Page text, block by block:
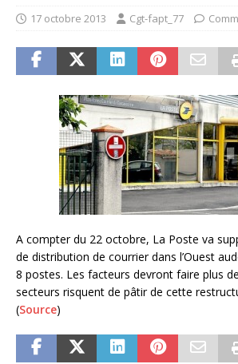
17 octobre 2013 Cgt-fapt_77
A compter du 22 octobre, La Poste va
de distribution de courrier dans l’Ouest
8 postes. Les facteurs devront faire plus
secteurs risquent de pâtir de cette
(Source)